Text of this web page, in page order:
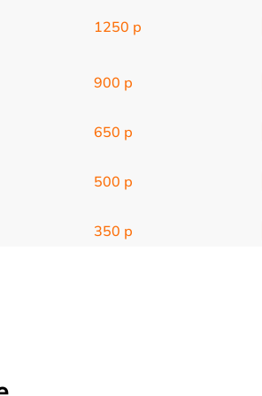
1250 р
900 р
650 р
500 р
350 р